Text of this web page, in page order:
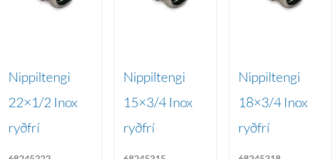
Nippiltengi
22×1/2 Inox
ryðfrí
Nippiltengi
15×3/4 Inox
ryðfrí
Nippiltengi
18×3/4 Inox
ryðfrí